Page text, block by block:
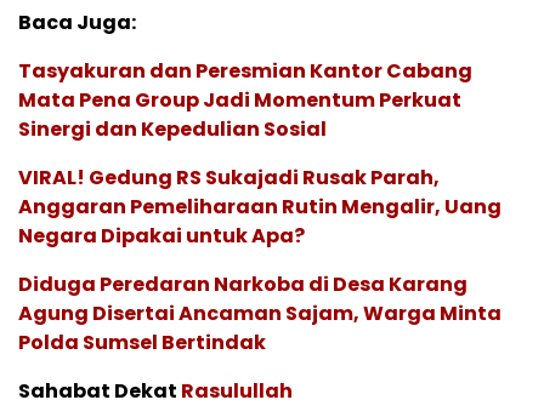
Baca Juga:
Tasyakuran dan Peresmian Kantor Cabang
Mata Pena Group Jadi Momentum Perkuat
Sinergi dan Kepedulian Sosial
VIRAL! Gedung RS Sukajadi Rusak Parah,
Anggaran Pemeliharaan Rutin Mengalir, Uang
Negara Dipakai untuk Apa?
Diduga Peredaran Narkoba di Desa Karang
Agung Disertai Ancaman Sajam, Warga Minta
Polda Sumsel Bertindak
Sahabat Dekat Rasulullah